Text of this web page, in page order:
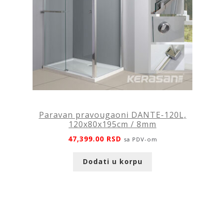
Paravan pravougaoni DANTE-120L,
120x80x195cm / 8mm
47,399.00 RSD sa PDV-om
Dodati u korpu